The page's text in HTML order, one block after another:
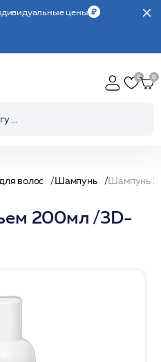
цены
волос Шампунь
200мл /3D-